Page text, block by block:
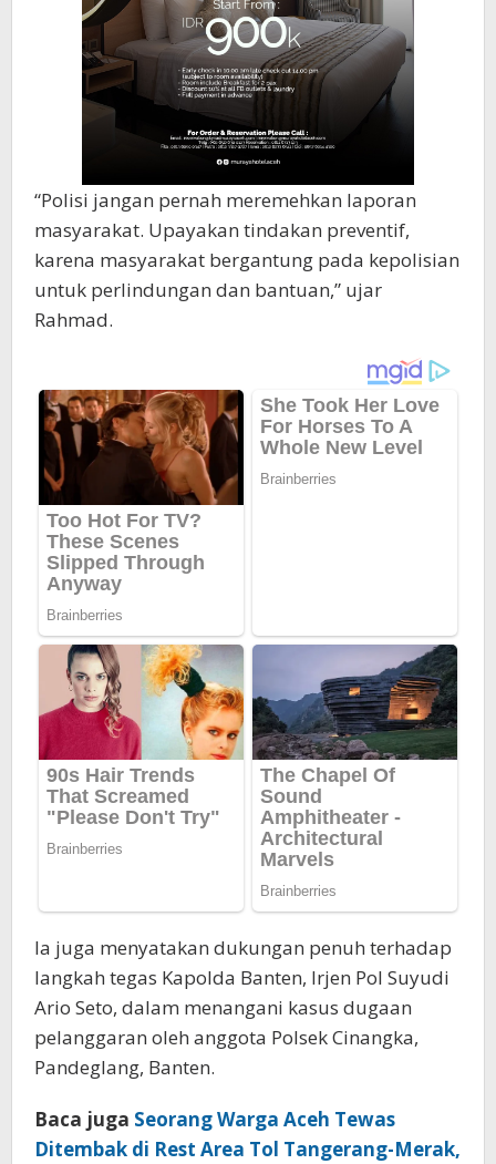
“Polisi jangan pernah meremehkan laporan
masyarakat. Upayakan tindakan preventif,
karena masyarakat bergantung pada kepolisian
untuk perlindungan dan bantuan,” ujar
Rahmad.
Ia juga menyatakan dukungan penuh terhadap
langkah tegas Kapolda Banten, Irjen Pol Suyudi
Ario Seto, dalam menangani kasus dugaan
pelanggaran oleh anggota Polsek Cinangka,
Pandeglang, Banten.
Baca juga Seorang Warga Aceh Tewas
Ditembak di Rest Area Tol Tangerang-Merak,